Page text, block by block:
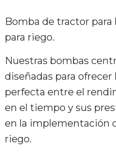
Bomba de tractor
para riego.
Nuestras bombas
diseñadas para
perfecta entre el
en el tiempo y sus
en la implementación
riego.